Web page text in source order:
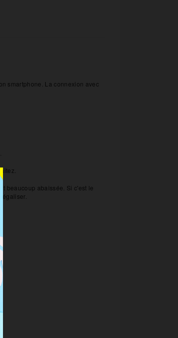
smartphone. La connexion avec
beaucoup abaissée. Si c'est le